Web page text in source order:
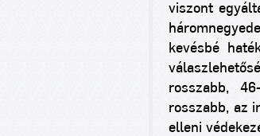
viszont
kevésbé
rosszabb,
rosszabb, az
elleni